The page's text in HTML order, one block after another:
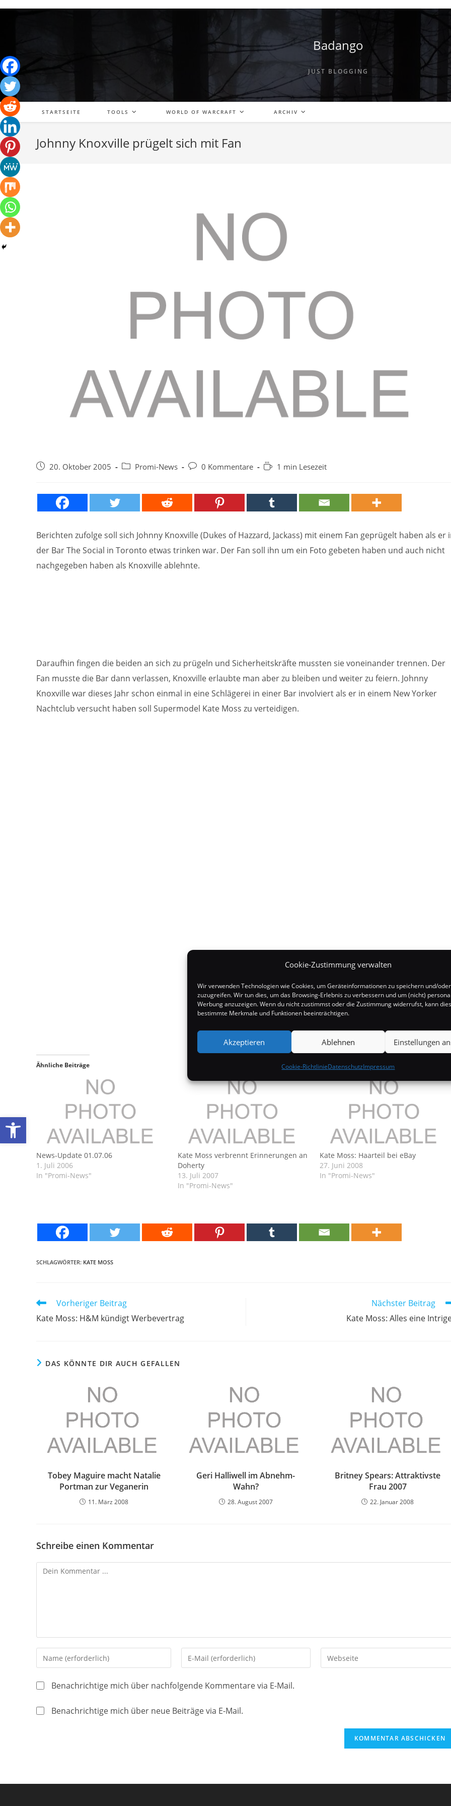
Werkzeugleiste öffnen
Cookie-Zustimmung verwalten
Wir verwenden Technologien wie Cookies, um Geräteinformationen zu speichern und/
zuzugreifen. Wir tun dies, um das Browsing-Erlebnis zu verbessern und um (nicht)
Werbung anzuzeigen. Wenn du nicht zustimmst oder die Zustimmung widerrufst, kann dies
bestimmte Merkmale und Funktionen beeinträchtigen.
Akzeptieren Ablehnen Einstellungen
Cookie-RichtlinieDatenschutzImpressum
Badango
JUST BLOGGING
STARTSEITE TOOLS WORLD OF WARCRAFT ARCHIV
Johnny Knoxville prügelt sich mit Fan
Beitrag20. Oktober 2005
Beitrags-
Promi-News
Beitrags-
0 Kommentare Lesedauer:
1 min Lesezeit
Berichten zufolge soll sich Johnny Knoxville (Dukes of Hazzard, Jackass) mit einem Fan geprügelt haben als er
der Bar The Social in Toronto etwas trinken war. Der Fan soll ihn um ein Foto gebeten haben und auch nicht
nachgegeben haben als Knoxville ablehnte.
Daraufhin fingen die beiden an sich zu prügeln und Sicherheitskräfte mussten sie voneinander trennen. Der
Fan musste die Bar dann verlassen, Knoxville erlaubte man aber zu bleiben und weiter zu feiern. Johnny
Knoxville war dieses Jahr schon einmal in eine Schlägerei in einer Bar involviert als er in einem New Yorker
Nachtclub versucht haben soll Supermodel Kate Moss zu verteidigen.
Ähnliche Beiträge
News-Update 01.07.06
1. Juli 2006
In "Promi-News"
Kate Moss verbrennt Erinnerungen an
Doherty
13. Juli 2007
In "Promi-News"
Kate Moss: Haarteil bei eBay
27. Juni 2008
In "Promi-News"
SCHLAGWÖRTER: KATE MOSS
Weitere
ansehen
Vorheriger Beitrag
Kate Moss: H&M kündigt Werbevertrag
Nächster Beitrag
Kate Moss: Alles eine
DAS KÖNNTE DIR AUCH GEFALLEN
Tobey Maguire macht Natalie
Portman zur Veganerin
11. März 2008
Geri Halliwell im Abnehm-
Wahn?
28. August 2007
Britney Spears: Attraktivste
Frau 2007
22. Januar 2008
Schreibe einen Kommentar
Kommentieren
Gib
deinen
Namen
Benutzernamen
Gib
deine
Mail-
Adresse
Gib
deine
Benachrichtige mich über nachfolgende Kommentare via E-Mail.
Benachrichtige mich über neue Beiträge via E-Mail.